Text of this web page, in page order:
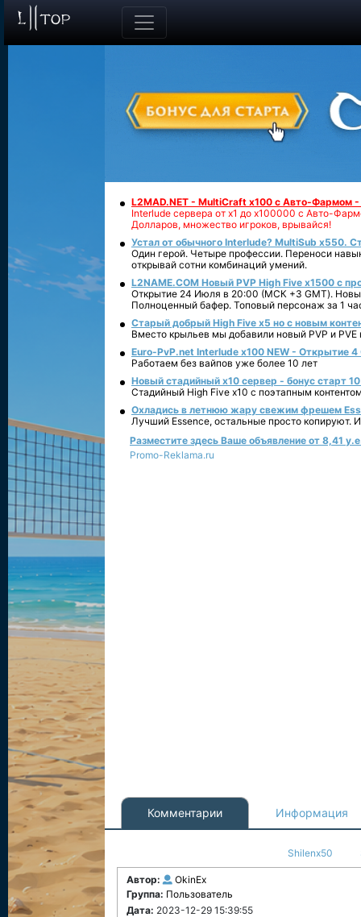
L2MAD.NET - MultiCraft x100 с Авто-Фармом
Interlude сервера от х1 до х100000 с Авто-
Долларов, множество игроков, врывайся!
Устал от обычного Interlude? MultiSub x550.
Один герой. Четыре профессии. Переноси
открывай сотни комбинаций умений.
L2NAME.COM Новый PVP High Five x1500 с
Открытие 24 Июля в 20:00 (МСК +3 GMT).
Полноценный бафер. Топовый персонаж за 1
Старый добрый High Five x5 но с новым
Вместо крыльев мы добавили новый PVP и PVE
Euro-PvP.net Interlude х100 NEW - Открытие 4
Работаем без вайпов уже более 10 лет
Новый стадийный х10 сервер - бонус старт
Стадийный High Five x10 с поэтапным
Охладись в летнюю жару свежим фрешем
Лучший Essence, остальные просто копируют.
Разместите здесь Ваше объявление от 8,41
Promo-Reklama.ru
Комментарии Информация
Shilenx50
Автор:
OkinEx
Группа: Пользователь
Дата: 2023-12-29 15:39:55